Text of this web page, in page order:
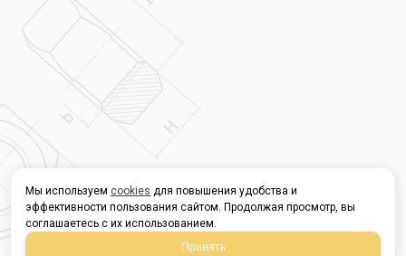
Мы используем cookies для повышения удобства и
эффективности пользования сайтом. Продолжая просмотр, вы
соглашаетесь с их использованием.
Принять